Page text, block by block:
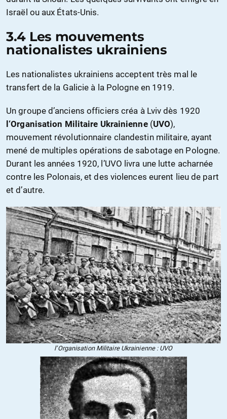
Israël ou aux États-Unis.
3.4 Les mouvements
nationalistes ukrainiens
Les nationalistes ukrainiens acceptent très mal le
transfert de la Galicie à la Pologne en 1919.
Un groupe d’anciens officiers créa à Lviv dès 1920
l‘Organisation Militaire Ukrainienne(UVO),
mouvement révolutionnaire clandestin militaire, ayant
mené de multiples opérations de sabotage en Pologne.
Durant les années 1920, l’UVO livra une lutte acharnée
contre les Polonais, et des violences eurent lieu de part
et d’autre.
l’Organisation Militaire Ukrainienne : UVO